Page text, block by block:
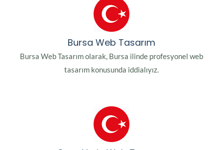
Bursa Web Tasarım
Bursa Web Tasarım olarak, Bursa ilinde profesyonel web
tasarım konusunda iddialıyız.